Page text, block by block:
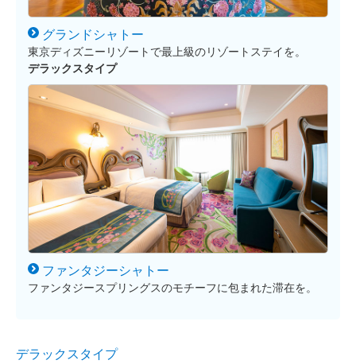
グランドシャトー
東京ディズニーリゾートで最上級のリゾートステイを。
デラックスタイプ
ファンタジーシャトー
ファンタジースプリングスのモチーフに包まれた滞在を。
デラックスタイプ